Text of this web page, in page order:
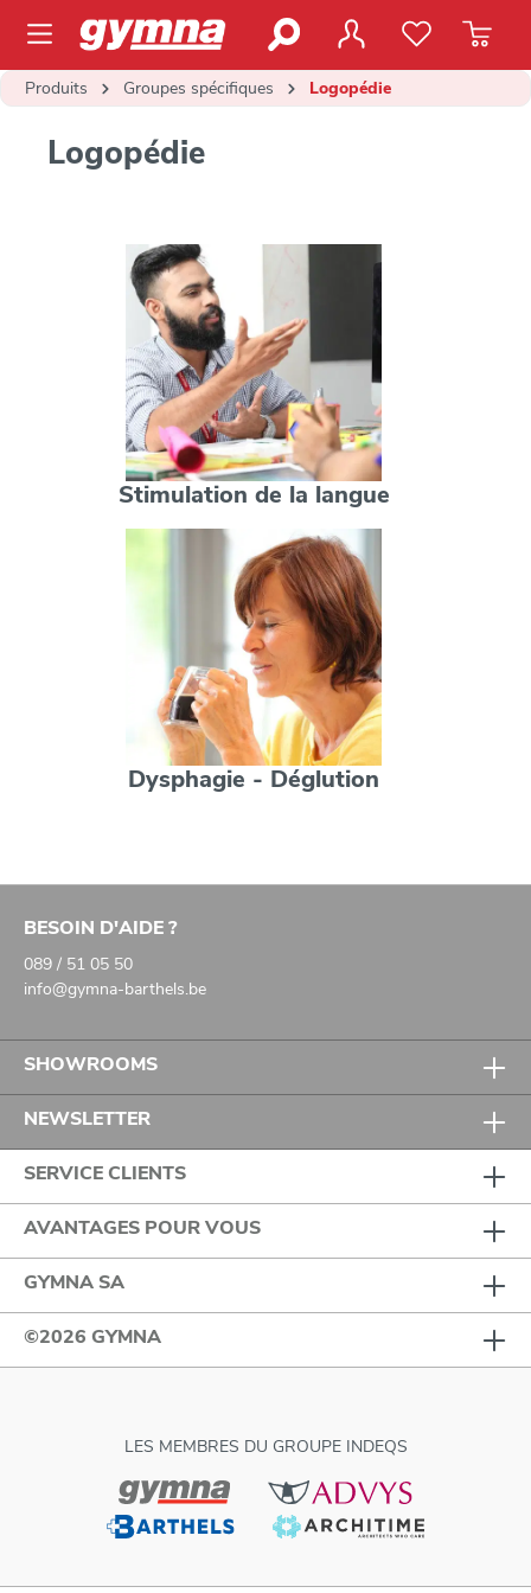
principal
Produits Groupes spécifiques Logopédie
Logopédie
Stimulation de la langue
Dysphagie - Déglution
BESOIN D'AIDE ?
089 / 51 05 50
info@gymna-barthels.be
SHOWROOMS
NEWSLETTER
SERVICE CLIENTS
AVANTAGES POUR VOUS
GYMNA SA
©2026 GYMNA
LES MEMBRES DU GROUPE INDEQS